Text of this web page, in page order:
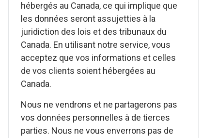
hébergés au Canada, ce qui implique que
les données seront assujetties à la
juridiction des lois et des tribunaux du
Canada. En utilisant notre service, vous
acceptez que vos informations et celles
de vos clients soient hébergées au
Canada.
Nous ne vendrons et ne partagerons pas
vos données personnelles à de tierces
parties. Nous ne vous enverrons pas de